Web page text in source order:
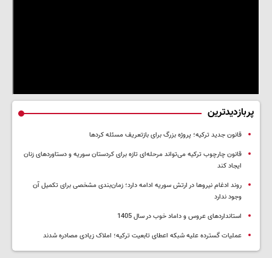
پربازدیدترین
قانون جدید ترکیه؛ پروژه بزرگ‌ برای بازتعریف مسئله کردها
قانون چارچوب ترکیه می‌تواند مرحله‌ای تازه برای کردستان سوریه و دستاوردهای زنان
ایجاد کند
روند ادغام نیروها در ارتش سوریه ادامه دارد؛ زمان‌بندی مشخصی برای تکمیل آن
وجود ندارد
استانداردهای عروس و داماد خوب در سال 1405
عملیات گسترده علیه شبکه اعطای تابعیت ترکیه؛ املاک زیادی مصادره شدند